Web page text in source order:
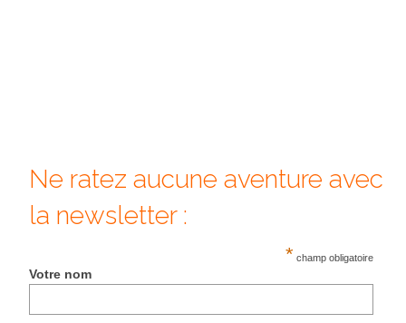
Ne ratez aucune aventure avec
la newsletter :
* champ obligatoire
Votre nom